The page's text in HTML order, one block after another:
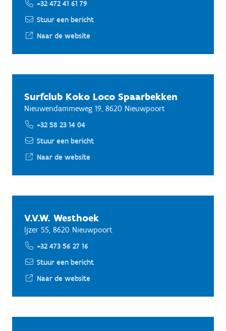
+32 472 41 61 79
Stuur een bericht
Naar de website
Surfclub Koko Loco Spaarbekken
Nieuwendammeweg 19, 8620 Nieuwpoort
+32 58 23 14 04
Stuur een bericht
Naar de website
V.V.W. Westhoek
Ijzer 55, 8620 Nieuwpoort
+32 473 56 27 16
Stuur een bericht
Naar de website